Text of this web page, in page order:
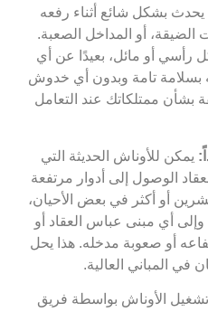
بشكل شائع أثناء رفعه
الضيقة، أو المداخل الصعبة.
رأسي أو مائل، بعيدًا عن أي
بسلامة تامة وبدون أي خدوش
بشأن ممتلكاتك عند التعامل
يمكن للأوناش الحديثة التي
الوصول إلى أدوار مرتفعة
أو أكثر في بعض الأحيان،
وإلى أي مبنى عباس العقاد أو
أو صعوبة مدخله. هذا يحل
في المباني العالية.
تشغيل الأوناش بواسطة فريق